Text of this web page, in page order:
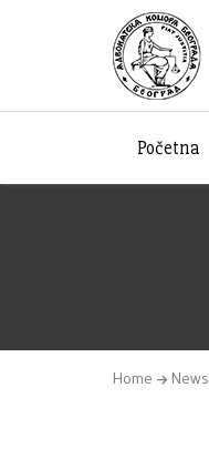
Početna
Home News